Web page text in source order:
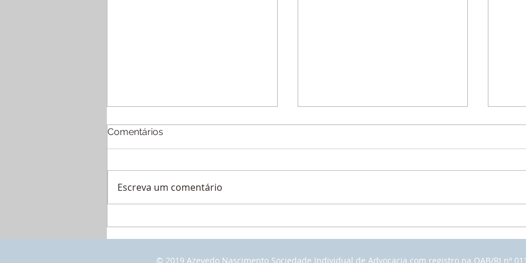
Parental e Direito de
Comentários
Escreva um comentário
© 2019 Azevedo Nascimento Sociedade Individual de Advocacia com registro na OAB/RJ nº